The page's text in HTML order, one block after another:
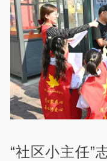
“社区小主任”